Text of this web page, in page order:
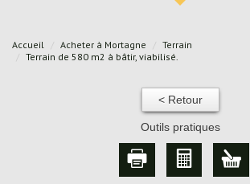
Accueil Acheter à Mortagne
Terrain
Terrain de 580 m2 à bâtir, viabilisé.
< Retour
Outils pratiques